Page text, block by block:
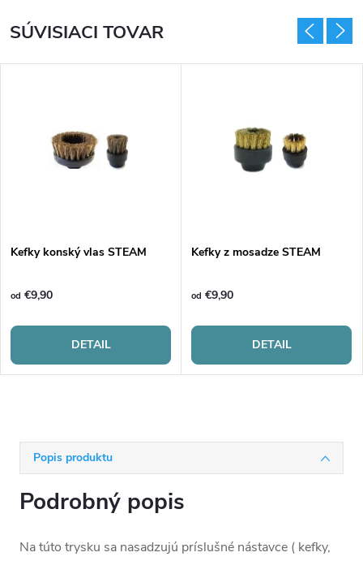
Popis produktu
Podrobný popis
Na túto trysku sa nasadzujú príslušné nástavce ( kefky,
SÚVISIACI TOVAR
Kefky konský vlas STEAM
od €9,90
DETAIL
Kefky z mosadze STEAM
od €9,90
DETAIL